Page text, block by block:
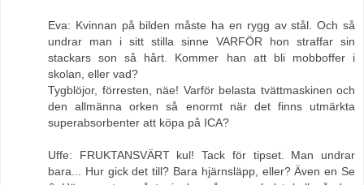
Eva: Kvinnan på bilden måste ha en rygg av stål. Och så
undrar man i sitt stilla sinne VARFÖR hon straffar sin
stackars son så hårt. Kommer han att bli mobboffer i
skolan, eller vad?
Tygblöjor, förresten, näe! Varför belasta tvättmaskinen och
den allmänna orken så enormt när det finns utmärkta
superabsorbenter att köpa på ICA?
Uffe: FRUKTANSVÄRT kul! Tack för tipset. Man undrar
bara... Hur gick det till? Bara hjärnsläpp, eller? Även en Se